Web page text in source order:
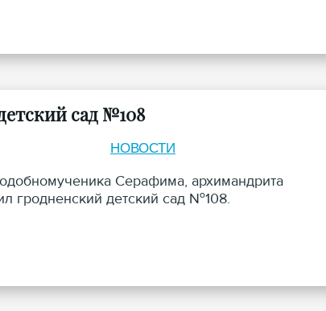
сад №108
НОВОСТИ
Серафима, архимандрита
гродненский детский сад №108.